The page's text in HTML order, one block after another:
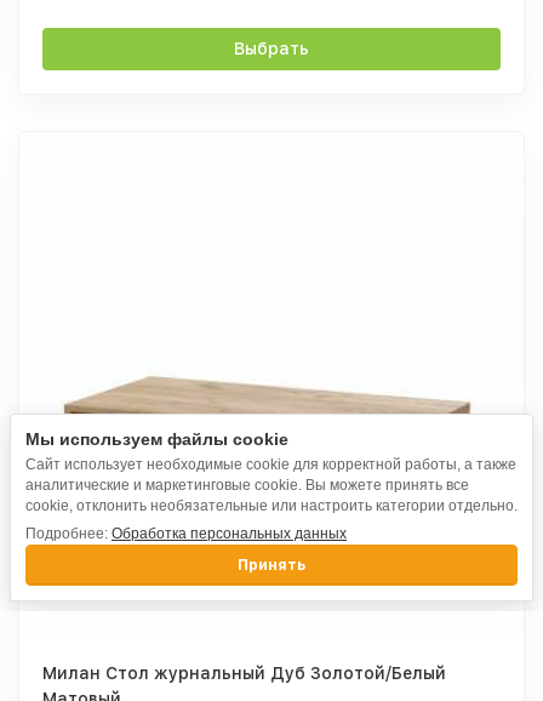
Выбрать
Милан Стол журнальный Дуб Золотой/Белый
Мы используем файлы cookie
Сайт использует необходимые cookie для корректной работы, а также
аналитические и маркетинговые cookie. Вы можете принять все
cookie, отклонить необязательные или настроить категории отдельно.
Подробнее: Обработка персональных данных
Принять